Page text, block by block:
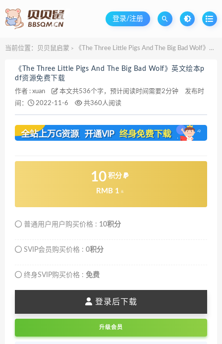
登录/注册
当前位置： 贝贝鼠启蒙 > 《The Three Little Pigs And The Big Bad Wolf》英文绘本pdf资源免费下载
《The Three Little Pigs And The Big Bad Wolf》英文绘本p
df资源免费下载
作者 : xuan 本文共536个字，预计阅读时间需要2分钟
发布时
间：
2022-11-6 共360人阅读
10 积分
RMB 1 元
普通用户用户购买价格 : 10积分
SVIP会员购买价格 : 0积分
终身SVIP购买价格 : 免费
登录后下载
升级会员